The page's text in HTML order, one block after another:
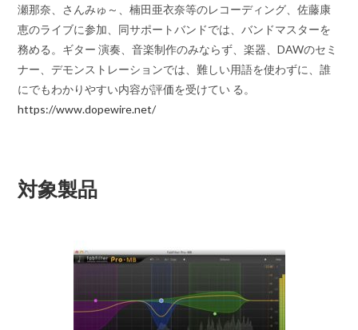
瀬那奈、さんみゅ～、楠田亜衣奈等のレコーディング、佐藤康
恵のライブに参加、同サポートバンドでは、バンドマスターを
務める。ギター 演奏、音楽制作のみならず、楽器、DAWのセミ
ナー、デモンストレーションでは、難しい用語を使わずに、誰
にでもわかりやすい内容が評価を受けてい る。
https://www.dopewire.net/
対象製品